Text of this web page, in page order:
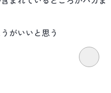
がいいと思う